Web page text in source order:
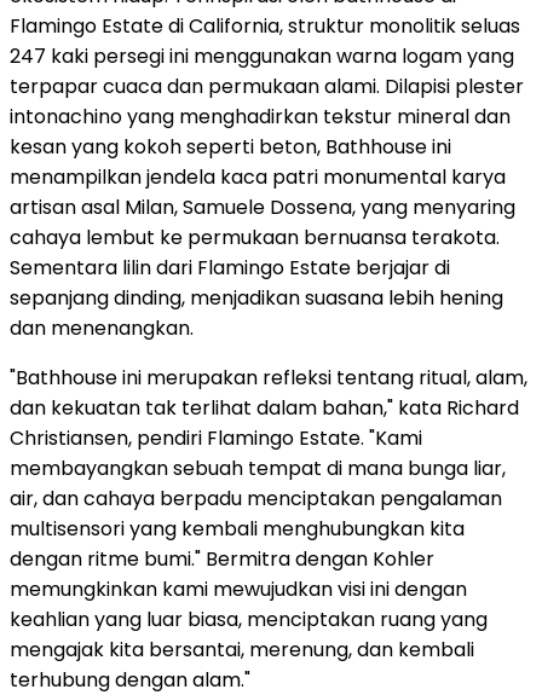
Flamingo Estate di California, struktur monolitik seluas
247 kaki persegi ini menggunakan warna logam yang
terpapar cuaca dan permukaan alami. Dilapisi plester
intonachino yang menghadirkan tekstur mineral dan
kesan yang kokoh seperti beton, Bathhouse ini
menampilkan jendela kaca patri monumental karya
artisan asal Milan, Samuele Dossena, yang menyaring
cahaya lembut ke permukaan bernuansa terakota.
Sementara lilin dari Flamingo Estate berjajar di
sepanjang dinding, menjadikan suasana lebih hening
dan menenangkan.
"Bathhouse ini merupakan refleksi tentang ritual, alam,
dan kekuatan tak terlihat dalam bahan," kata Richard
Christiansen, pendiri Flamingo Estate. "Kami
membayangkan sebuah tempat di mana bunga liar,
air, dan cahaya berpadu menciptakan pengalaman
multisensori yang kembali menghubungkan kita
dengan ritme bumi." Bermitra dengan Kohler
memungkinkan kami mewujudkan visi ini dengan
keahlian yang luar biasa, menciptakan ruang yang
mengajak kita bersantai, merenung, dan kembali
terhubung dengan alam."